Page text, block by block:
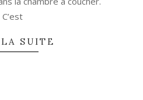
C’est
SUITE